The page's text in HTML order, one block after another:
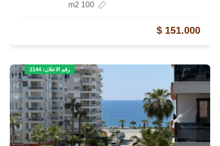
100 m2
151.000 $
رقم الاعلان: 2144